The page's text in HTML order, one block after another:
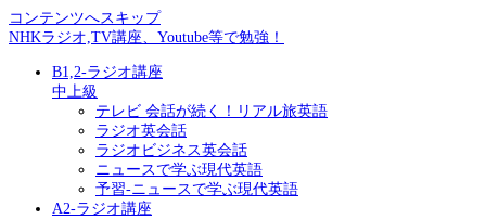
コンテンツへスキップ
NHKラジオ,TV講座、Youtube等で勉強！
B1,2-ラジオ講座
中上級
テレビ 会話が続く！リアル旅英語
ラジオ英会話
ラジオビジネス英会話
ニュースで学ぶ現代英語
予習-ニュースで学ぶ現代英語
A2-ラジオ講座